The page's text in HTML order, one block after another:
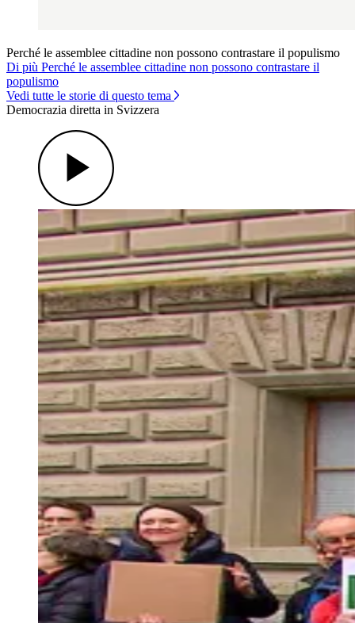
Perché le assemblee cittadine non possono contrastare il populismo
Di più Perché le assemblee cittadine non possono contrastare il
populismo
Vedi tutte le storie di questo tema
Democrazia diretta in Svizzera